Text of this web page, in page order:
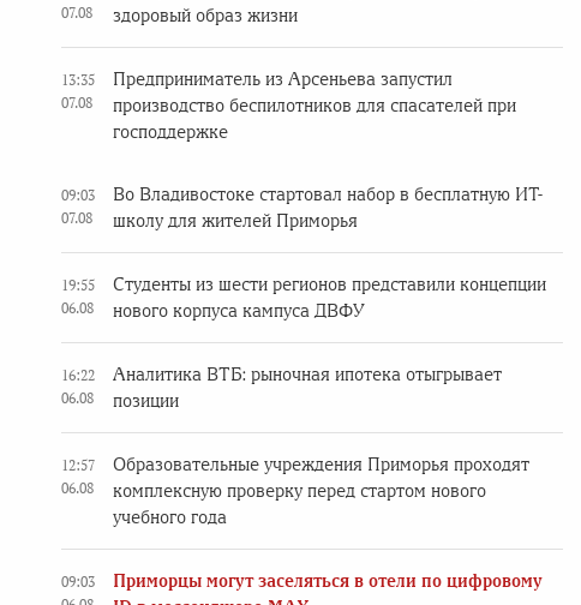
07.08
здоровый образ жизни
13:35
07.08
Предприниматель из Арсеньева запустил
производство беспилотников для спасателей при
господдержке
09:03
07.08
Во Владивостоке стартовал набор в бесплатную ИТ-
школу для жителей Приморья
19:55
06.08
Студенты из шести регионов представили концепции
нового корпуса кампуса ДВФУ
16:22
06.08
Аналитика ВТБ: рыночная ипотека отыгрывает
позиции
12:57
06.08
Образовательные учреждения Приморья проходят
комплексную проверку перед стартом нового
учебного года
09:03
Приморцы могут заселяться в отели по цифровому